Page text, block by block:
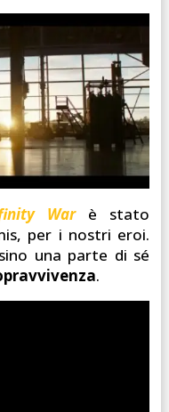
War
è stato
per i nostri eroi.
una parte di sé
.